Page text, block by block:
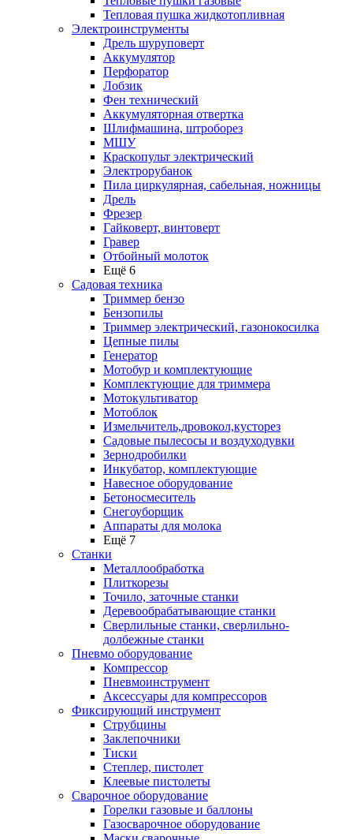
Тепловая пушка жидкотопливная
Электроинструменты
Дрель шуруповерт
Аккумулятор
Перфоратор
Лобзик
Фен технический
Аккумуляторная отвертка
Шлифмашина, штроборез
МШУ
Краскопульт электрический
Электрорубанок
Пила циркулярная, сабельная, ножницы
Дрель
Фрезер
Гайковерт, винтоверт
Гравер
Отбойный молоток
Ещё 6
Садовая техника
Триммер бензо
Бензопилы
Триммер электрический, газонокосилка
Цепные пилы
Генератор
Мотобур и комплектующие
Комплектующие для триммера
Мотокультиватор
Мотоблок
Измельчитель,дровокол,кусторез
Садовые пылесосы и воздуходувки
Зернодробилки
Инкубатор, комплектующие
Навесное оборудование
Бетоносмеситель
Снегоуборщик
Аппараты для молока
Ещё 7
Станки
Металлообработка
Плиткорезы
Точило, заточные станки
Деревообрабатывающие станки
Сверлильные станки, сверлильно-
долбежные станки
Пневмо оборудование
Компрессор
Пневмоинструмент
Аксессуары для компрессоров
Фиксирующий инструмент
Струбцины
Заклепочники
Тиски
Степлер, пистолет
Клеевые пистолеты
Сварочное оборудование
Горелки газовые и баллоны
Газосварочное оборудование